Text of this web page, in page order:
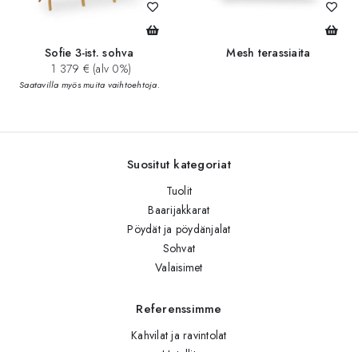
Sofie 3-ist. sohva
1 379 € (alv 0%)
Saatavilla myös muita vaihtoehtoja.
Mesh terassiaita
Suositut kategoriat
Tuolit
Baarijakkarat
Pöydät ja pöydänjalat
Sohvat
Valaisimet
Referenssimme
Kahvilat ja ravintolat